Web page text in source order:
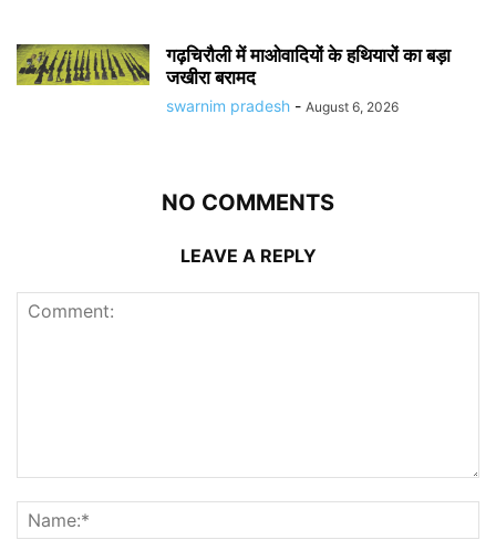
गढ़चिरौली में माओवादियों के हथियारों का बड़ा
जखीरा बरामद
swarnim pradesh - August 6, 2026
NO COMMENTS
LEAVE A REPLY